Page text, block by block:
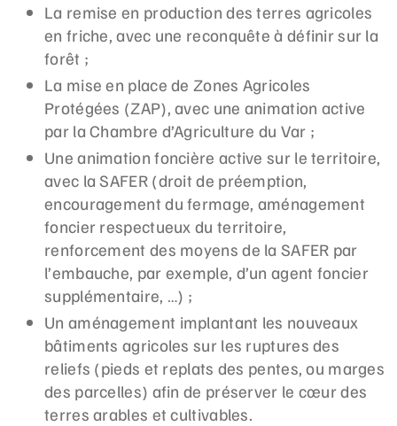
La remise en production des terres agricoles
en friche, avec une reconquête à définir sur la
forêt ;
La mise en place de Zones Agricoles
Protégées (ZAP), avec une animation active
par la Chambre d’Agriculture du Var ;
Une animation foncière active sur le territoire,
avec la SAFER (droit de préemption,
encouragement du fermage, aménagement
foncier respectueux du territoire,
renforcement des moyens de la SAFER par
l’embauche, par exemple, d’un agent foncier
supplémentaire, …) ;
Un aménagement implantant les nouveaux
bâtiments agricoles sur les ruptures des
reliefs (pieds et replats des pentes, ou marges
des parcelles) afin de préserver le cœur des
terres arables et cultivables.